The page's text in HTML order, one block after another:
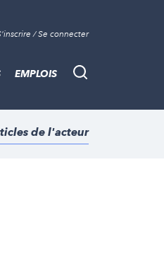
/ Se connecter
Recherche
EMPLOIS
de l'acteur